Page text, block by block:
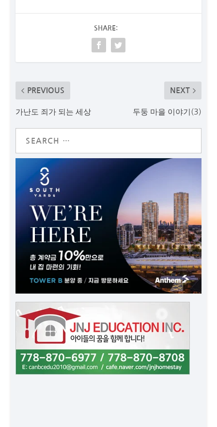
SHARE:
PREVIOUS
가난도 죄가 되는 세상
NEXT
두둥 마을 이야기(3)